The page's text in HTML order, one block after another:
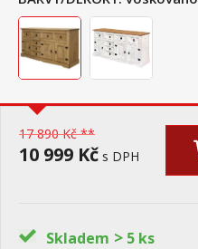
17 890 Kč **
10 999 Kč s DPH
Skladem > 5 ks